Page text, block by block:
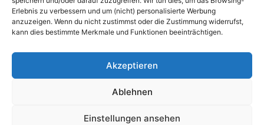
Erlebnis zu verbessern und um (nicht) personalisierte Werbung
anzuzeigen. Wenn du nicht zustimmst oder die Zustimmung widerrufst,
kann dies bestimmte Merkmale und Funktionen beeinträchtigen.
Akzeptieren
Ablehnen
Einstellungen ansehen
voraussichtlich 31.12.2026
wegen Bauarbeiten voll
gesperrt.
Copyright © 2026 Feuerwehr Kalefeld
Datenschutzerklärung